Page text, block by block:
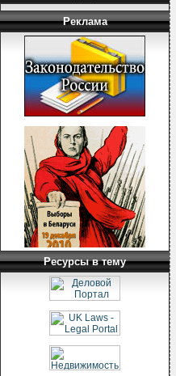
Реклама
Ресурсы в тему